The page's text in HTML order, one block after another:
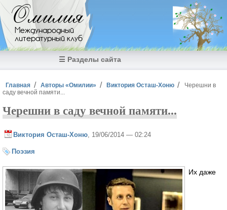
Перейти к основному содержанию
Омилия
Международный
литературный клуб
☰ Разделы сайта
Вы здесь
Главная Авторы «Омилии» Виктория Осташ-Хоню
Черешни в
саду вечной памяти...
Черешни в саду вечной памяти...
Виктория Осташ-Хоню , 19/06/2014 — 02:24
Поэзия
Их даже